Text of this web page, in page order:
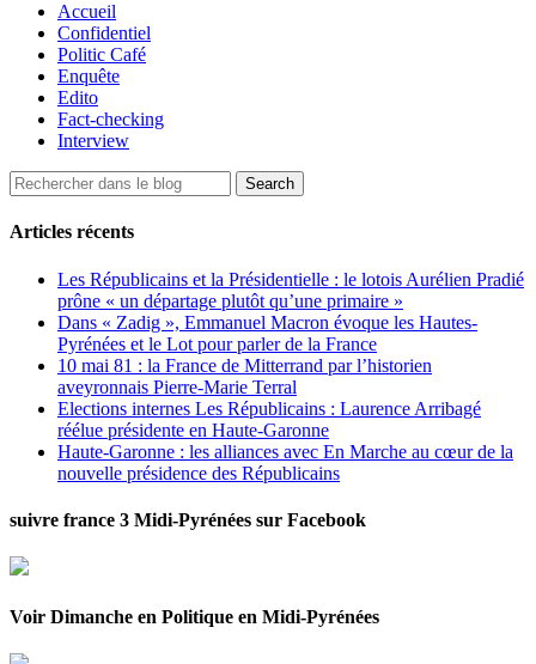
Accueil
Confidentiel
Politic Café
Enquête
Edito
Fact-checking
Interview
Articles récents
Les Républicains et la Présidentielle : le lotois Aurélien Pradié
prône « un départage plutôt qu’une primaire »
Dans « Zadig », Emmanuel Macron évoque les Hautes-
Pyrénées et le Lot pour parler de la France
10 mai 81 : la France de Mitterrand par l’historien
aveyronnais Pierre-Marie Terral
Elections internes Les Républicains : Laurence Arribagé
réélue présidente en Haute-Garonne
Haute-Garonne : les alliances avec En Marche au cœur de la
nouvelle présidence des Républicains
suivre france 3 Midi-Pyrénées sur Facebook
Voir Dimanche en Politique en Midi-Pyrénées